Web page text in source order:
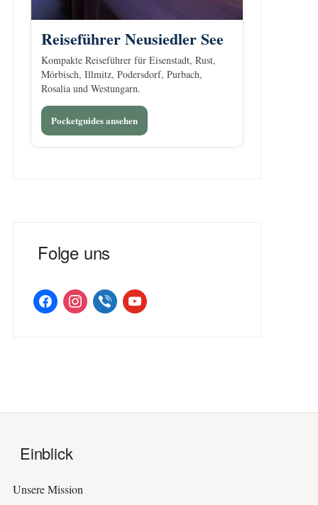
Reiseführer Neusiedler See
Kompakte Reiseführer für Eisenstadt, Rust,
Mörbisch, Illmitz, Podersdorf, Purbach,
Rosalia und Westungarn.
Pocketguides ansehen
Folge uns
facebookinstagramviber youtube
Einblick
Unsere Mission